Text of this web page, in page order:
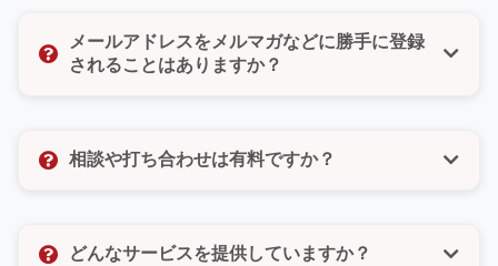
たしません。また、お問い合わせフォームではご希望
の連絡方法（電話・メール・どちらでもよい）をお選
メールアドレスをメルマガなどに勝手に登録
されることはありますか？
なども一切いたしませんので、ご安心ください。お客
相談や打ち合わせは有料ですか？
望をしっかりとお聞きし、最適なご提案をさせていた
どんなサービスを提供していますか？